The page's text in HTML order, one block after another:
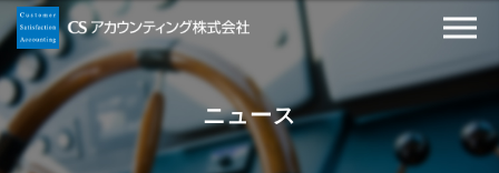
ニュース